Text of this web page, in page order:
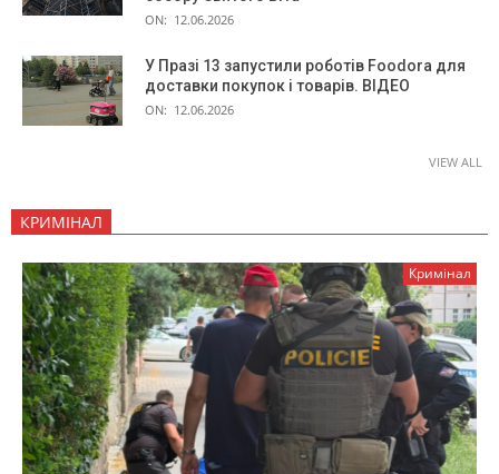
ON: 12.06.2026
У Празі 13 запустили роботів Foodora для
доставки покупок і товарів. ВІДЕО
ON: 12.06.2026
VIEW ALL
КРИМІНАЛ
Кримінал